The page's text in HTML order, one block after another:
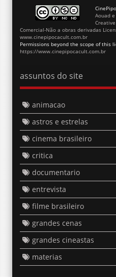
Aouad
Comercial-Não a obras derivadas
www.cinepipocacult.com.br
Permissions beyond the scope of this
https://www.cinepipocacult.com.br
assuntos do site
animacao
astros e estrelas
cinema brasileiro
critica
documentario
entrevista
filme brasileiro
grandes cenas
grandes cineastas
materias